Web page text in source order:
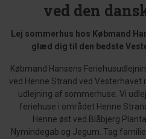
ved den
Lej sommerhus hos Købmand
glæd dig til den bedste
Købmand Hansens
ved Henne Strand ved
udlejning af sommerhuse. Vi
feriehuse i området Henne
Henne øst ved Blåbjerg
Nymindegab og Jegum. Tag